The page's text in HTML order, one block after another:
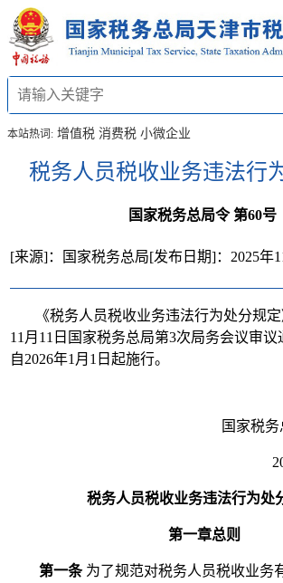
本站热词: 增值税 消费税 小微企业
税务人员税收业务违法行
国家税务总局令 第60号
[发布日期]：2025年
[来源]：国家税务总局
《税务人员税收业务违法行为处分规定
11月11日国家税务总局第3次局务会议审议
自2026年1月1日起施行。
国家税务
税务人员税收业务违法行为处
第一章总则
第一条为了规范对税务人员税收业务